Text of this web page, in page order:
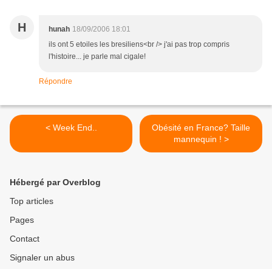
H hunah 18/09/2006 18:01
ils ont 5 etoiles les bresiliens<br /> j'ai pas trop compris
l'histoire... je parle mal cigale!
Répondre
< Week End..
Obésité en France? Taille
mannequin ! >
Hébergé par Overblog
Top articles
Pages
Contact
Signaler un abus